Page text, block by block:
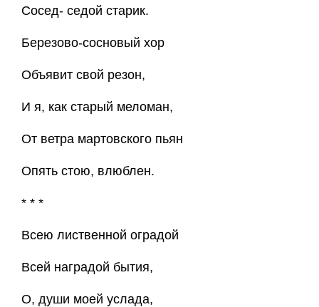
Сосед- седой старик.
Березово-сосновый хор
Объявит свой резон,
И я, как старый меломан,
От ветра мартовского пьян
Опять стою, влюблен.
* * *
Всею лиственной оградой
Всей наградой бытия,
О, души моей услада,